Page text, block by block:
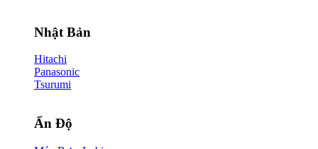
Nhật Bản
Hitachi
Panasonic
Tsurumi
Ấn Độ